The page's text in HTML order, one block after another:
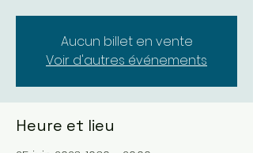
Aucun billet en vente
Voir d'autres événements
Heure et lieu